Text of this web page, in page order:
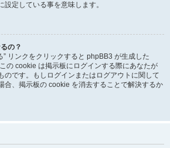
定している事を意味します。
の？
” リンクをクリックすると phpBB3 が生成した
の cookie は掲示板にログインする際にあなたが
のです。もしログインまたはログアウトに関して
合、掲示板の cookie を消去することで解決するか